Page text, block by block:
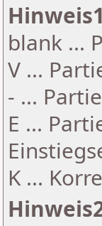
Hinweis1
blank ...
V ...
- ...
E ...
K ...